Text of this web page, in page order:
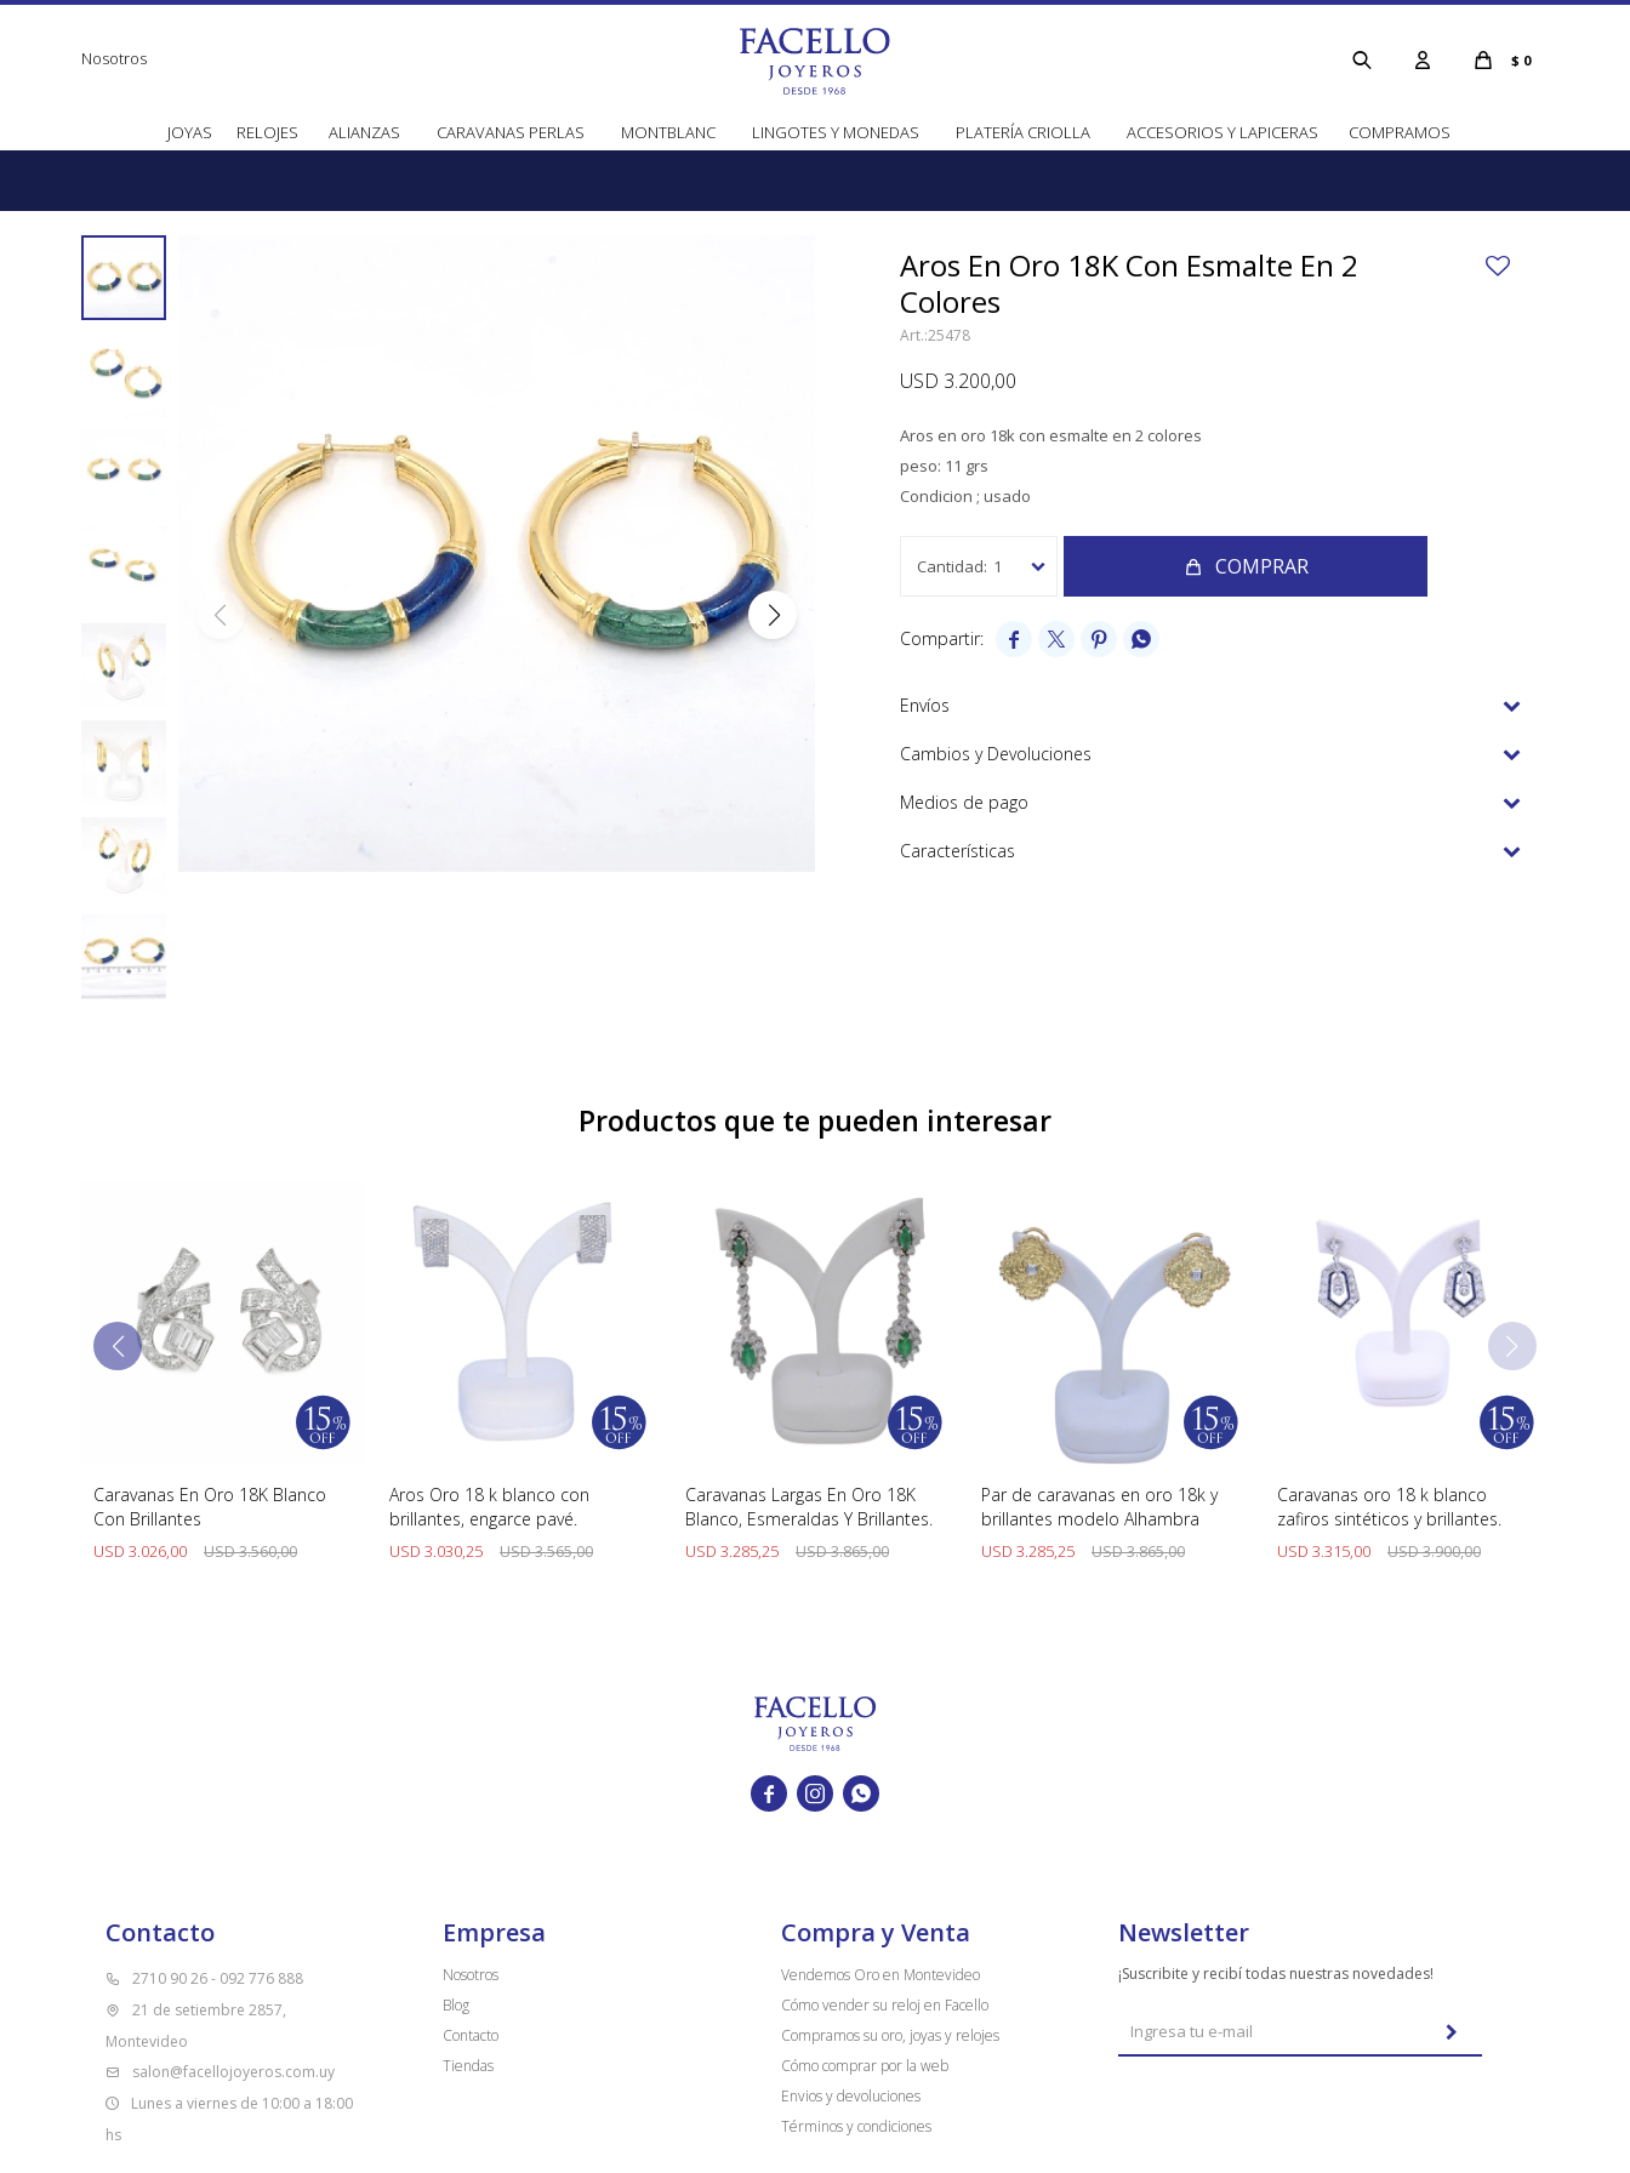
JOYAS RELOJES ALIANZAS CARAVANAS PERLAS MONTBLANC LINGOTES Y MONEDAS PLATERÍA CRIOLLA ACCESORIOS Y LAPICERAS COMPRAMOS
$ 0
Nosotros
Aros En Oro 18K Con Esmalte En 2
Colores
25478
USD 3.200,00
Aros en oro 18k con esmalte en 2 colores
peso: 11 grs
Condicion ; usado
1 COMPRAR
   
Envíos
Cambios y Devoluciones
Medios de pago
Características
Productos que te pueden interesar
Caravanas En Oro 18K Blanco
Con Brillantes
USD 3.026,00 USD3.560,00
Aros Oro 18 k blanco con
brillantes, engarce pavé.
USD 3.030,25 USD3.565,00
Caravanas Largas En Oro 18K
Blanco, Esmeraldas Y Brillantes.
USD 3.285,25 USD3.865,00
Par de caravanas en oro 18k y
brillantes modelo Alhambra
USD 3.285,25 USD3.865,00
Caravanas oro 18 k blanco
zafiros sintéticos y brillantes.
USD 3.315,00 USD3.900,00
  
Contacto
2710 90 26 - 092 776 888
21 de setiembre 2857,
Montevideo
salon@facellojoyeros.com.uy
Lunes a viernes de 10:00 a 18:00
hs
Empresa
Nosotros
Blog
Contacto
Tiendas
Compra y Venta
Vendemos Oro en Montevideo
Cómo vender su reloj en Facello
Compramos su oro, joyas y relojes
Cómo comprar por la web
Envios y devoluciones
Términos y condiciones
Newsletter
¡Suscribite y recibí todas nuestras novedades!